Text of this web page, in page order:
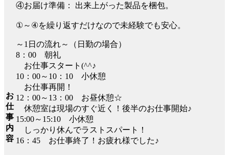
お
仕
事
内
容
④お届け準備： 出来上がった製品を梱包。
①～④を繰り返すだけなので未経験でも安心。
～1日の流れ～（日勤の場合）
8：00 朝礼
お仕事スタート(^^♪
10：00～10：10 小休憩
お仕事再開！
12：00～13：00 お昼休憩☆
休憩室は現場のすぐ近く！後半のお仕事開始♪
15:00～15:10 小休憩
しっかり休んでラストスパート！
16：45 お仕事終了！お疲れ様でした♪